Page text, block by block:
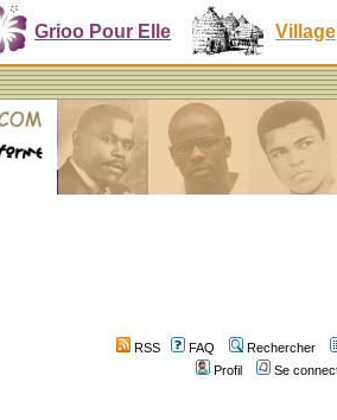
Grioo Pour Elle Village
RSS FAQ
Rechercher
Profil
Se